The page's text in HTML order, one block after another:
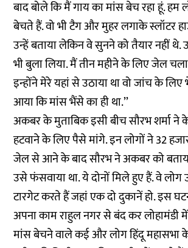
बाद बोले कि मैं गाय का मांस बेच रहा हूं.
बेचते हैं. वो भी टैग और मुहर लगाके स्लॉटर
उन्हें बताया लेकिन वे सुनने को तैयार नहीं थे.
भी बुला लिया. मैं तीन महीने के लिए जेल
इन्होंने मेरे यहां से उठाया था वो जांच के लिए
आया कि मांस भैंसे का ही था.’’
अकबर के मुताबिक इसी बीच सौरभ शर्मा
हटवाने के लिए पैसे मांगे. इन लोगों ने 32
जेल से आने के बाद सौरभ ने अकबर को
उसे फंसवाया था. ये दोनों मिले हुए हैं. वे
टारगेट करते हैं जहां एक दो दुकानें हो. इस
अपना काम राहुल नगर से बंद कर लोहामंडी
मांस बेचने वाले कई और लोग हिंदू